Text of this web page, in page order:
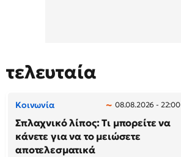
τελευταία
Κοινωνία 08.08.2026 - 22:00
Σπλαχνικό λίπος: Τι μπορείτε να
κάνετε για να το μειώσετε
αποτελεσματικά